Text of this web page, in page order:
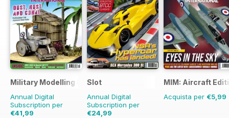
Military Modelling International Magazine
Annual Digital
Subscription per
€41,99
Slot
Annual Digital
Subscription per
€24,99
MIM: Aircraft
Acquista per €5,99